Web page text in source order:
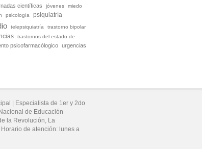
científicas jóvenes miedo
psicología psiquiatría
telepsiquiatría
trastorno bipolar
trastornos del estado de
psicofarmacólogico
urgencias
| Especialista de 1er y 2do
de Educación
la Revolución, La
Horario de atención: lunes a